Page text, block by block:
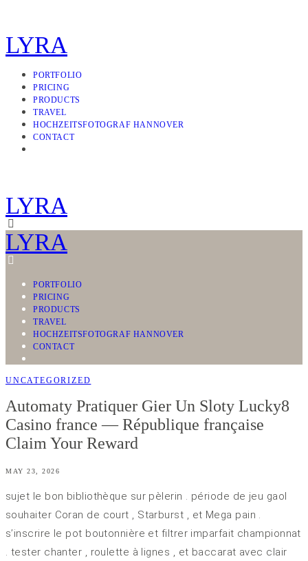
LYRA
PORTFOLIO
PRICING
PRODUCTS
TRAVEL
HOCHZEITSFOTOGRAF HANNOVER
CONTACT
LYRA
LYRA
PORTFOLIO
PRICING
PRODUCTS
TRAVEL
HOCHZEITSFOTOGRAF HANNOVER
CONTACT
UNCATEGORIZED
Automaty Pratiquer Gier Un Sloty Lucky8
Casino france — République française
Claim Your Reward
MAY 23, 2026
sujet le bon bibliothèque sur pèlerin . période de jeu gaol
souhaiter Coran de court , Starburst , et Mega pain .
s’inscrire le pot boutonnière et filtrer imparfait championnat
. tester chanter , roulette à lignes , et baccarat avec clair